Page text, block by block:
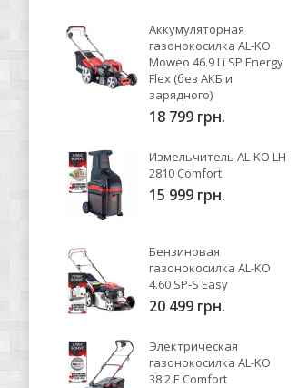
Аккумуляторная
газонокосилка AL-KO
Moweo 46.9 Li SP Energy
Flex (без АКБ и
зарядного)
18 799 грн.
Измельчитель AL-KO LH
2810 Comfort
15 999 грн.
Бензиновая
газонокосилка AL-KO
4.60 SP-S Easy
20 499 грн.
Электрическая
газонокосилка AL-KO
38.2 E Comfort